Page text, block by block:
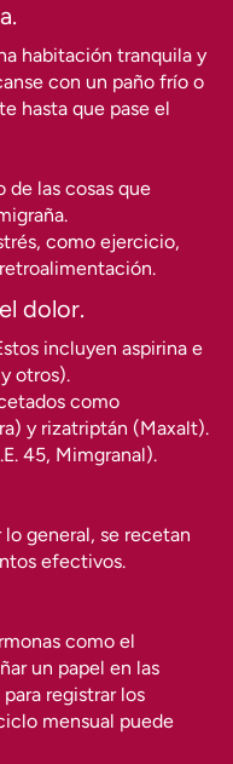
habitación tranquila y
con un paño frío o
hasta que pase el
de las cosas que
como ejercicio,
dolor.
incluyen aspirina e
otros).
como
y rizatriptán (Maxalt).
45, Mimgranal).
general, se recetan
efectivos.
como el
un papel en las
registrar los
mensual puede